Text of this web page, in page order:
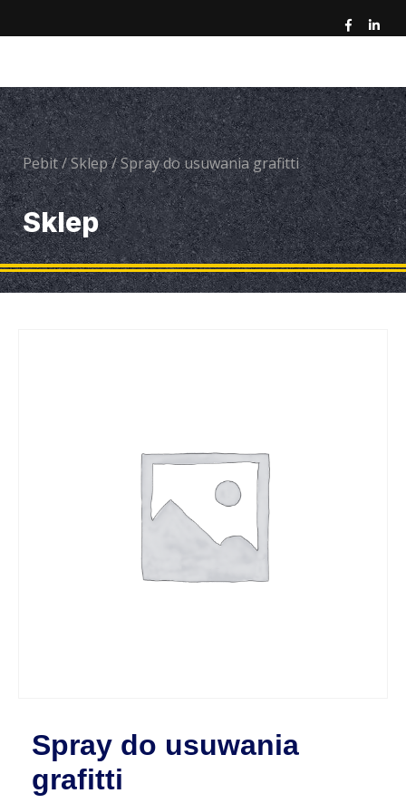
Pebit/Sklep/Spray do usuwania grafitti
Sklep
Spray do usuwania
grafitti